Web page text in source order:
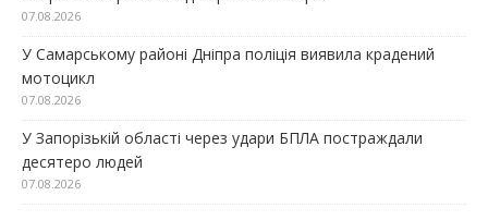
07.08.2026
У Самарському районі Дніпра поліція виявила крадений
мотоцикл
07.08.2026
У Запорізькій області через удари БПЛА постраждали
десятеро людей
07.08.2026